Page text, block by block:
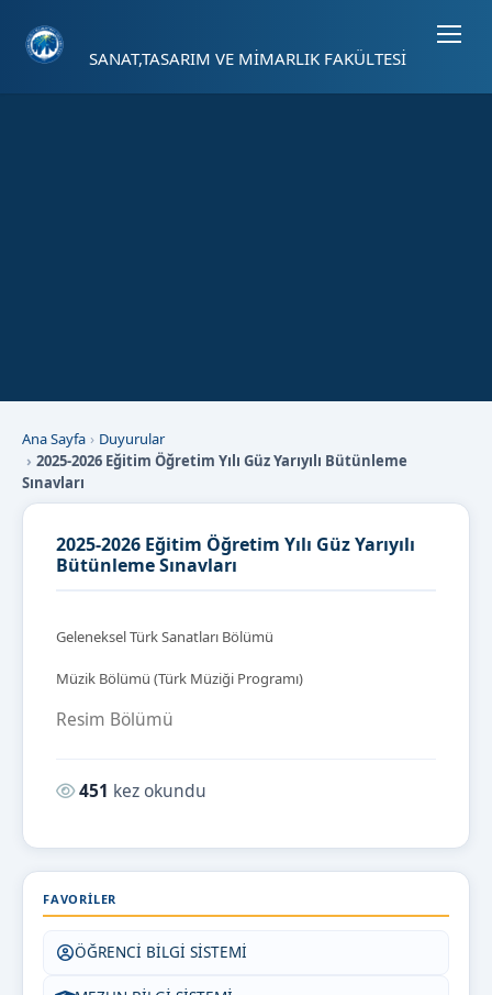
SANAT,TASARIM VE MİMARLIK FAKÜLTESİ
Ana Sayfa
Duyurular
2025-2026 Eğitim Öğretim Yılı Güz Yarıyılı Bütünleme
Sınavları
2025-2026 Eğitim Öğretim Yılı Güz Yarıyılı
Bütünleme Sınavları
Geleneksel Türk Sanatları Bölümü
Müzik Bölümü (Türk Müziği Programı)
Resim Bölümü
Okunma sayısı:
451 kez okundu
FAVORILER
ÖĞRENCİ BİLGİ SİSTEMİ